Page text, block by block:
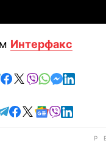
Интерфакс
отправить в Telegram
поделиться в
поделиться в X
отправить в
отправить
Читайте в Telegram
Читайте в
Читайте в X
Читайте в
Читайте